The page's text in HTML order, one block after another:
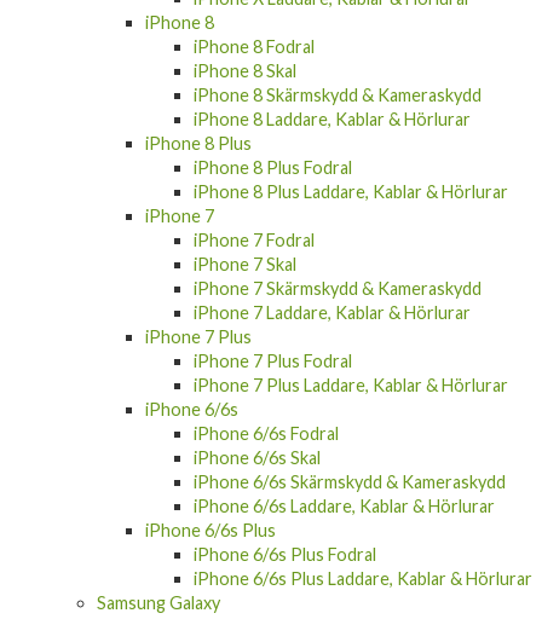
iPhone 8
iPhone 8 Fodral
iPhone 8 Skal
iPhone 8 Skärmskydd & Kameraskydd
iPhone 8 Laddare, Kablar & Hörlurar
iPhone 8 Plus
iPhone 8 Plus Fodral
iPhone 8 Plus Laddare, Kablar & Hörlurar
iPhone 7
iPhone 7 Fodral
iPhone 7 Skal
iPhone 7 Skärmskydd & Kameraskydd
iPhone 7 Laddare, Kablar & Hörlurar
iPhone 7 Plus
iPhone 7 Plus Fodral
iPhone 7 Plus Laddare, Kablar & Hörlurar
iPhone 6/6s
iPhone 6/6s Fodral
iPhone 6/6s Skal
iPhone 6/6s Skärmskydd & Kameraskydd
iPhone 6/6s Laddare, Kablar & Hörlurar
iPhone 6/6s Plus
iPhone 6/6s Plus Fodral
iPhone 6/6s Plus Laddare, Kablar & Hörlurar
Samsung Galaxy